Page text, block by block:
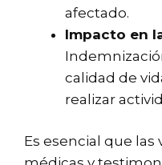
afectado.
Impacto en
calidad de
realizar
Es esencial que